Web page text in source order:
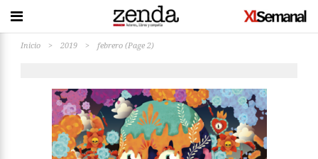
Inicio > 2019 > febrero (Page 2)